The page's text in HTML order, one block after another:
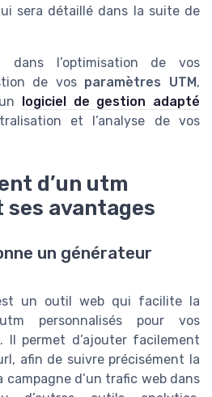
sera détaillé dans la suite de
l’optimisation de vos
de vos paramètres UTM,
logiciel de gestion adapté
et l’analyse de vos
d’un utm
avantages
un générateur
un outil web qui facilite la
personnalisés pour vos
Il permet d’ajouter facilement
afin de suivre précisément la
campagne d’un trafic web dans